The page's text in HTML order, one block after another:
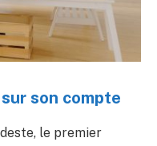
son compte
le premier